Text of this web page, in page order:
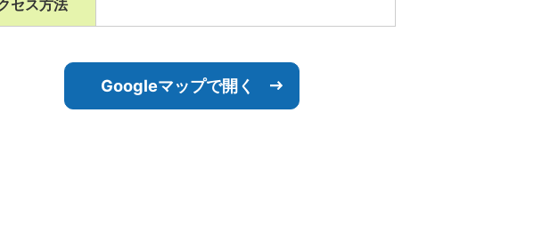
セス方法
Googleマップで開く